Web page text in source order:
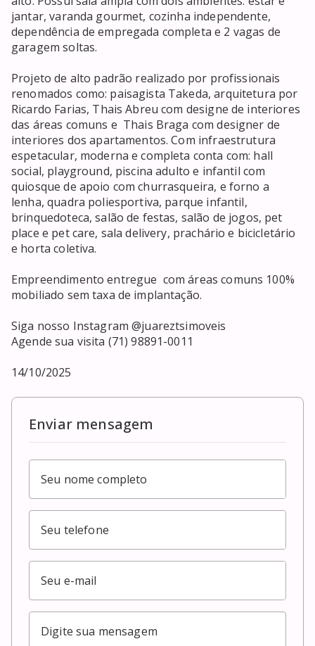
jantar, varanda gourmet, cozinha independente,
dependência de empregada completa e 2 vagas de
garagem soltas.
Projeto de alto padrão realizado por profissionais
renomados como: paisagista Takeda, arquitetura por
Ricardo Farias, Thais Abreu com designe de interiores
das áreas comuns e  Thais Braga com designer de
interiores dos apartamentos. Com infraestrutura
espetacular, moderna e completa conta com: hall
social, playground, piscina adulto e infantil com
quiosque de apoio com churrasqueira, e forno a
lenha, quadra poliesportiva, parque infantil,
brinquedoteca, salão de festas, salão de jogos, pet
place e pet care, sala delivery, prachário e bicicletário
e horta coletiva.
Empreendimento entregue  com áreas comuns 100%
mobiliado sem taxa de implantação.
Siga nosso Instagram @juareztsimoveis
Agende sua visita (71) 98891-0011
14/10/2025
Enviar mensagem